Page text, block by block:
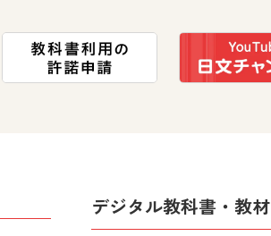
デジタル教科書・教材